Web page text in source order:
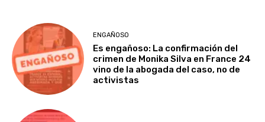
ENGAÑOSO
Es engañoso: La confirmación del
crimen de Monika Silva en France 24
vino de la abogada del caso, no de
activistas